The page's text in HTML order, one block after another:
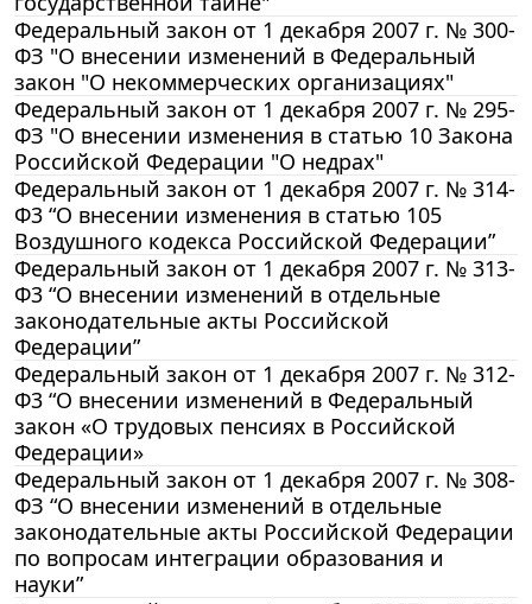
Федеральный закон от 1 декабря 2007 г. № 300-
ФЗ "О внесении изменений в Федеральный
закон "О некоммерческих организациях"
Федеральный закон от 1 декабря 2007 г. № 295-
ФЗ "О внесении изменения в статью 10 Закона
Российской Федерации "О недрах"
Федеральный закон от 1 декабря 2007 г. № 314-
Ф3 “О внесении изменения в статью 105
Воздушного кодекса Российской Федерации”
Федеральный закон от 1 декабря 2007 г. № 313-
Ф3 “О внесении изменений в отдельные
законодательные акты Российской
Федерации”
Федеральный закон от 1 декабря 2007 г. № 312-
Ф3 “О внесении изменений в Федеральный
закон «О трудовых пенсиях в Российской
Федерации»
Федеральный закон от 1 декабря 2007 г. № 308-
ФЗ “О внесении изменений в отдельные
законодательные акты Российской Федерации
по вопросам интеграции образования и
науки”